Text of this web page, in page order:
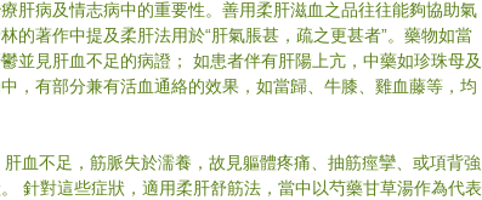
肝病及情志病中的重要性。善用柔肝滋血之品往往能夠協助氣
的著作中提及柔肝法用於“肝氣脹甚，疏之更甚者”。藥物如當
並見肝血不足的病證； 如患者伴有肝陽上亢，中藥如珍珠母及
，有部分兼有活血通絡的效果，如當歸、牛膝、雞血藤等，均
肝血不足，筋脈失於濡養，故見軀體疼痛、抽筋痙攣、或項背強
針對這些症狀，適用柔肝舒筋法，當中以芍藥甘草湯作為代表